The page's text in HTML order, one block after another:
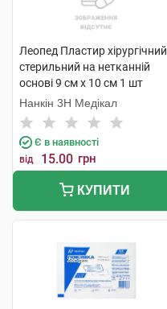
Леопед Пластир хірургічний
стерильний на нетканній
основі 9 см х 10 см 1 шт
Нанкін 3H Медікал
Є в наявності
від 15.00 грн
КУПИТИ